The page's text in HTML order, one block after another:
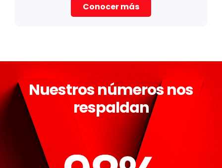
Conocer más
Nuestros números nos
respaldan